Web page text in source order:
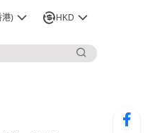
港) HKD